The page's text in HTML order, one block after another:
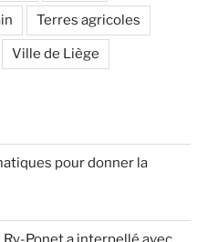
Terres agricoles
Ville de Liège
pour donner la